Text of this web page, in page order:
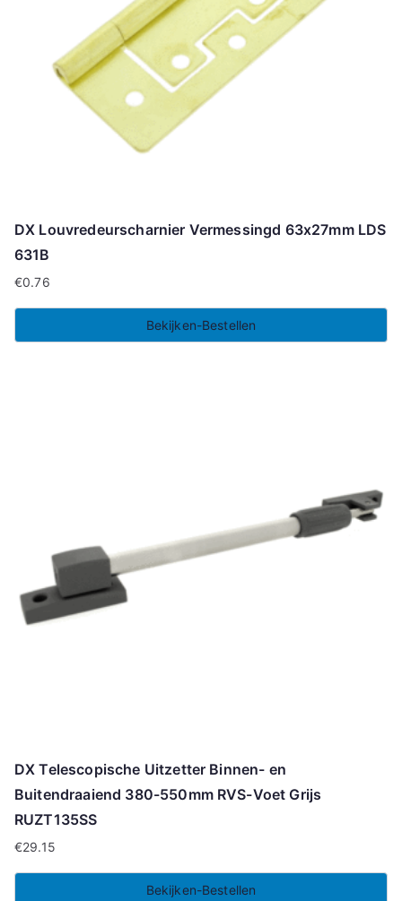
DX Louvredeurscharnier Vermessingd 63x27mm LDS
631B
€0.76
Bekijken-Bestellen
DX Telescopische Uitzetter Binnen- en
Buitendraaiend 380-550mm RVS-Voet Grijs
RUZT135SS
€29.15
Bekijken-Bestellen